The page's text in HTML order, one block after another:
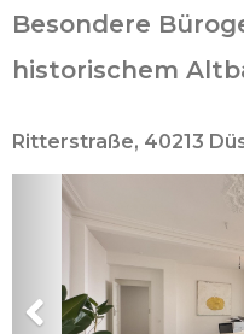
Besondere
historischem
Ritterstraße, 40213